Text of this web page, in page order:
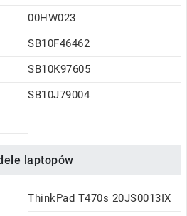
00HW023
SB10F46462
SB10K97605
SB10J79004
laptopów
ThinkPad T470s 20JS0013IX